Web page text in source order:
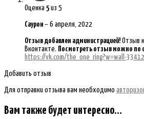
Оценка 5 из 5
Саурон – 6 апреля, 2022
Отзыв добавлен администрацией! Отзыв
Вконтакте. Посмотреть отзыв можно по
https://vk.com/the_one_ring?w=wall-
Добавить отзыв
Для отправки отзыва вам необходимо
Вам также будет интересно…